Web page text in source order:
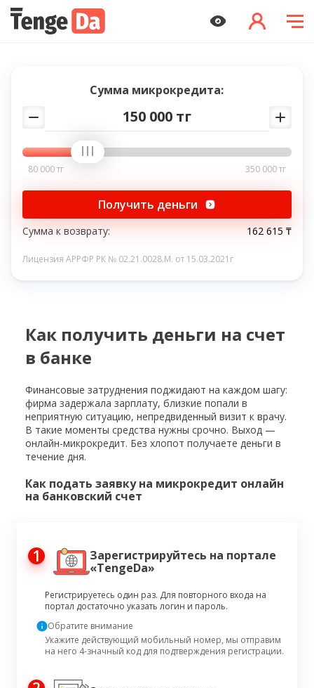
Сумма микрокредита:
150 000 тг
80 000 тг 350 000 тг
Получить деньги
Сумма к возврату: 162 615 ₸
Лицензия АРРФР РК № 02.21.0028.M. от 15.03.2021г
Как получить деньги на счет
в банке
Финансовые затруднения поджидают на каждом шагу:
фирма задержала зарплату, близкие попали в
неприятную ситуацию, непредвиденный визит к врачу.
В такие моменты средства нужны срочно. Выход —
онлайн-микрокредит. Без хлопот получаете деньги в
течение дня.
Как подать заявку на микрокредит онлайн
на банковский счет
1
Зарегистрируйтесь на портале
«TengeDa»
Регистрируетесь один раз. Для повторного входа на
портал достаточно указать логин и пароль.
Обратите внимание
Укажите действующий мобильный номер, мы отправим
на него 4-значный код для подтверждения регистрации.